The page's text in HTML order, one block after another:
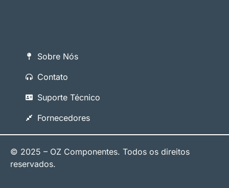
Sobre Nós
Contato
Suporte Técnico
Fornecedores
© 2025 – OZ Componentes. Todos os direitos
reservados.